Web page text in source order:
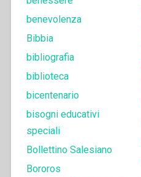
benevolenza
Bibbia
bibliografia
biblioteca
bicentenario
bisogni educativi
speciali
Bollettino Salesiano
Bororos